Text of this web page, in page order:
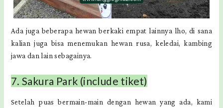
Ada juga beberapa hewan berkaki empat lainnya lho, di sana
kalian juga bisa menemukan hewan rusa, keledai, kambing
jawa dan lain sebagainya.
7. Sakura Park (include tiket)
Setelah puas bermain-main dengan hewan yang ada, kami